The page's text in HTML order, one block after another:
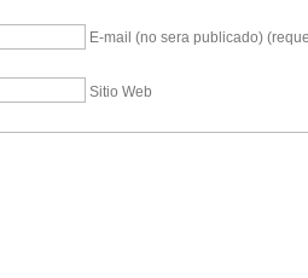
E-mail (no sera publicado)
Sitio Web